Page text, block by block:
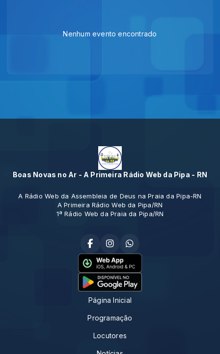
Nenhum evento encontrado
Boas Novas no Ar - A Primeira Rádio Web da Pipa - RN
A Rádio Web da Assembleia de Deus na Praia da Pipa-RN
A Primeira Rádio Web da Pipa/RN
1ª Rádio Web da Praia da Pipa/RN
Página Inicial
Programação
Locutores